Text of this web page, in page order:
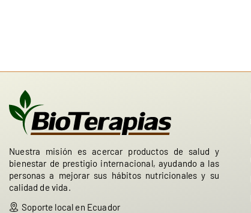
Nuestra misión es acercar productos de salud y
bienestar de prestigio internacional, ayudando a las
personas a mejorar sus hábitos nutricionales y su
calidad de vida.
Soporte local en Ecuador